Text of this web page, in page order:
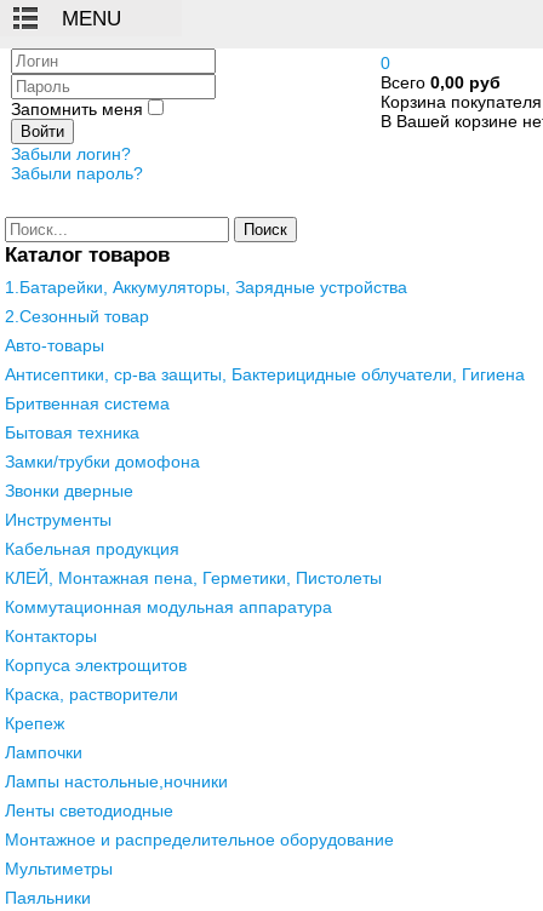
0
Всего 0,00 руб
Корзина покупателя
В Вашей корзине
Логин
Пароль
Запомнить меня
Войти
Забыли логин?
Забыли пароль?
Поиск
Каталог товаров
1.Батарейки, Аккумуляторы, Зарядные устройства
2.Сезонный товар
Авто-товары
Антисептики, ср-ва защиты, Бактерицидные облучатели, Гигиена
Бритвенная система
Бытовая техника
Замки/трубки домофона
Звонки дверные
Инструменты
Кабельная продукция
КЛЕЙ, Монтажная пена, Герметики, Пистолеты
Коммутационная модульная аппаратура
Контакторы
Корпуса электрощитов
Краска, растворители
Крепеж
Лампочки
Лампы настольные,ночники
Ленты светодиодные
Монтажное и распределительное оборудование
Мультиметры
Паяльники